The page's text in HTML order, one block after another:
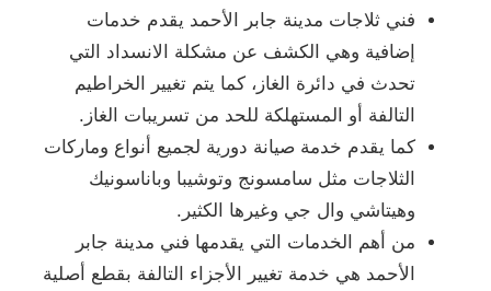
فني ثلاجات مدينة جابر الأحمد يقدم خدمات
إضافية وهي الكشف عن مشكلة الانسداد التي
تحدث في دائرة الغاز، كما يتم تغيير الخراطيم
التالفة أو المستهلكة للحد من تسريبات الغاز.
كما يقدم خدمة صيانة دورية لجميع أنواع وماركات
الثلاجات مثل سامسونج وتوشيبا وباناسونيك
وهيتاشي وال جي وغيرها الكثير.
من أهم الخدمات التي يقدمها فني مدينة جابر
الأحمد هي خدمة تغيير الأجزاء التالفة بقطع أصلية